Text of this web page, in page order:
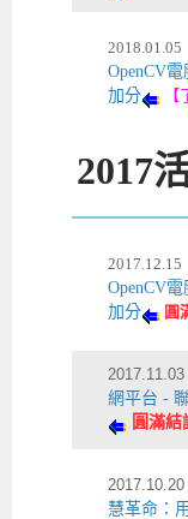
2018.01.05
OpenCV
加分
【
2017
2017.12.15
OpenCV
加分
圓
2017.11.03
網平台 -
圓滿結
2017.10.20
慧革命：